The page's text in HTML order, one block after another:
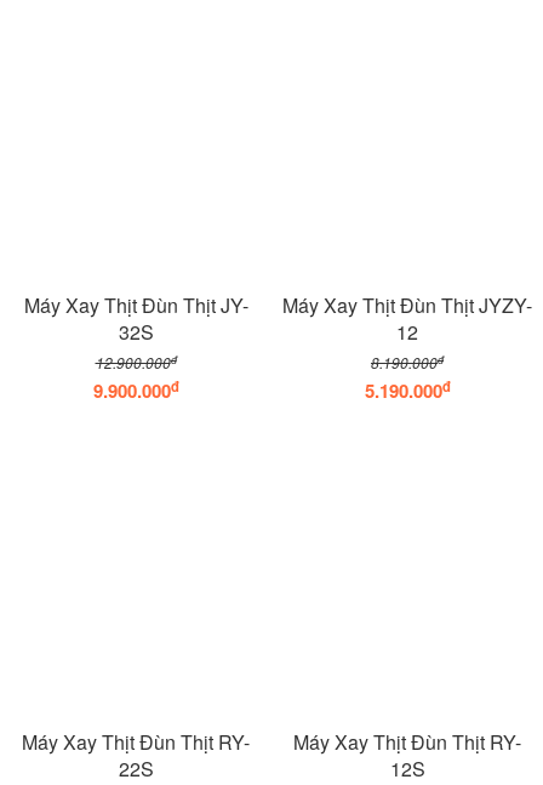
Máy Xay Thịt Đùn Thịt JY-
32S
12.900.000đ
9.900.000đ
Máy Xay Thịt Đùn Thịt JYZY-
12
8.190.000đ
5.190.000đ
Máy Xay Thịt Đùn Thịt RY-
22S
Máy Xay Thịt Đùn Thịt RY-
12S